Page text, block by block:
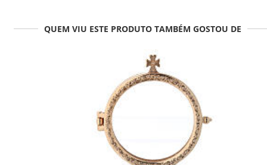
QUEM VIU ESTE PRODUTO TAMBÉM GOSTOU DE